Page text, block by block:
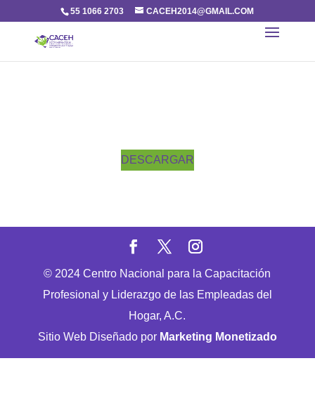
55 1066 2703 CACEH2014@GMAIL.COM
DESCARGAR
© 2024 Centro Nacional para la Capacitación
Profesional y Liderazgo de las Empleadas del
Hogar, A.C.
Sitio Web Diseñado por Marketing Monetizado